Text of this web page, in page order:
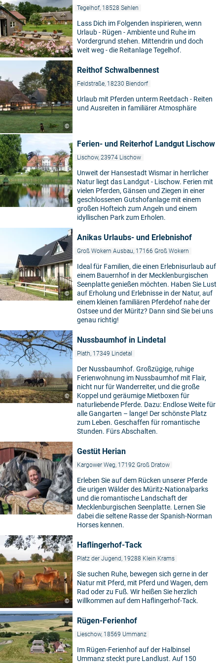
©
Tegelhof, 18528 Sehlen
Lass Dich im Folgenden inspirieren, wenn
Urlaub - Rügen - Ambiente und Ruhe im
Vordergrund stehen. Mittendrin und doch
weit weg - die Reitanlage Tegelhof.
©
Reithof Schwalbennest
Feldstraße, 18230 Biendorf
Urlaub mit Pferden unterm Reetdach - Reiten
und Ausreiten in familiärer Atmosphäre
©
Ferien- und Reiterhof Landgut Lischow
Lischow, 23974 Lischow
Unweit der Hansestadt Wismar in herrlicher
Natur liegt das Landgut - Lischow. Ferien mit
vielen Pferden, Gänsen und Ziegen in einer
geschlossenen Gutshofanlage mit einem
großen Hofteich zum Angeln und einem
idyllischen Park zum Erholen.
©
Anikas Urlaubs- und Erlebnishof
Groß Wokern Ausbau, 17166 Groß Wokern
Ideal für Familien, die einen Erlebnisurlaub auf
einem Bauernhof in der Mecklenburgischen
Seenplatte genießen möchten. Haben Sie Lust
auf Erholung und Erlebnisse in der Natur, auf
einem kleinen familiären Pferdehof nahe der
Ostsee und der Müritz? Dann sind Sie bei uns
genau richtig!
©
Nussbaumhof in Lindetal
Plath, 17349 Lindetal
Der Nussbaumhof. Großzügige, ruhige
Ferienwohnung im Nussbaumhof mit Flair,
nicht nur für Wanderreiter, und die große
Koppel und geräumige Mietboxen für
naturliebende Pferde. Dazu: Endlose Weite für
alle Gangarten – lange! Der schönste Platz
zum Leben. Geschaffen für romantische
Stunden. Fürs Abschalten.
©
Gestüt Herian
Kargower Weg, 17192 Groß Dratow
Erleben Sie auf dem Rücken unserer Pferde
die urigen Wälder des Müritz-Nationalparks
und die romantische Landschaft der
Mecklenburgischen Seenplatte. Lernen Sie
dabei die seltene Rasse der Spanish-Norman
Horses kennen.
©
Haflingerhof-Tack
Platz der Jugend, 19288 Klein Krams
Sie suchen Ruhe, bewegen sich gerne in der
Natur mit Pferd, mit Pferd und Wagen, dem
Rad oder zu Fuß. Wir heißen Sie herzlich
willkommen auf dem Haflingerhof-Tack.
Rügen-Ferienhof
Lieschow, 18569 Ummanz
Im Rügen-Ferienhof auf der Halbinsel
Ummanz steckt pure Landlust. Auf 150